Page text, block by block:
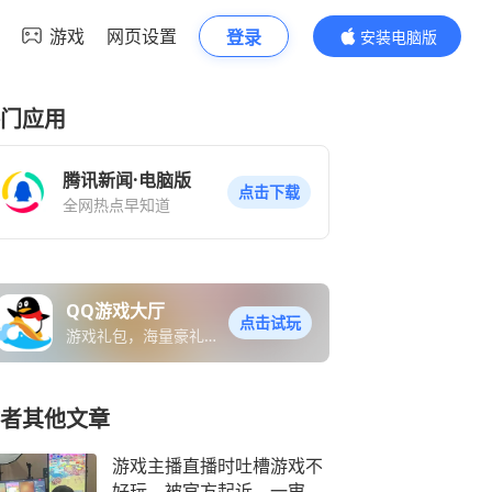
游戏 网页设置 登录
安装电脑版
内容更精彩
应用
腾讯新闻·电脑版
全网热点早知道
点击下载
QQ游戏大厅
游戏礼包，海量豪礼免
点击试玩
其他文章
游戏主播直播时吐槽游戏不